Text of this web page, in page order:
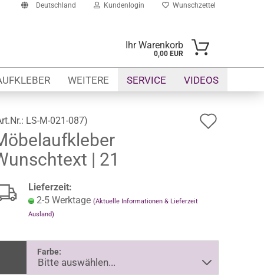
Deutschland Kundenlogin
erstellen
Wunschzettel
Ihr Warenkorb
0,00 EUR
SERVICE VIDEOS
WEITERE
LS-M-021-087)
| 21
Lieferzeit:
2-5 Werktage (Aktuelle Informationen & Lieferzeit
Ausland)
Farbe: